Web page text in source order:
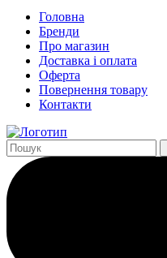
Головна
Бренди
Про магазин
Доставка і оплата
Оферта
Повернення товару
Контакти